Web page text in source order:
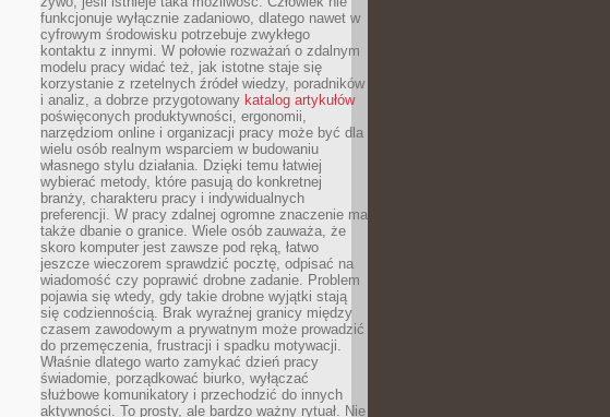
funkcjonuje wyłącznie zadaniowo, dlatego nawet w
cyfrowym środowisku potrzebuje zwykłego
kontaktu z innymi. W połowie rozważań o zdalnym
modelu pracy widać też, jak istotne staje się
korzystanie z rzetelnych źródeł wiedzy, poradników
i analiz, a dobrze przygotowany katalog artykułów
poświęconych produktywności, ergonomii,
narzędziom online i organizacji pracy może być dla
wielu osób realnym wsparciem w budowaniu
własnego stylu działania. Dzięki temu łatwiej
wybierać metody, które pasują do konkretnej
branży, charakteru pracy i indywidualnych
preferencji. W pracy zdalnej ogromne znaczenie ma
także dbanie o granice. Wiele osób zauważa, że
skoro komputer jest zawsze pod ręką, łatwo
jeszcze wieczorem sprawdzić pocztę, odpisać na
wiadomość czy poprawić drobne zadanie. Problem
pojawia się wtedy, gdy takie drobne wyjątki stają
się codziennością. Brak wyraźnej granicy między
czasem zawodowym a prywatnym może prowadzić
do przemęczenia, frustracji i spadku motywacji.
Właśnie dlatego warto zamykać dzień pracy
świadomie, porządkować biurko, wyłączać
służbowe komunikatory i przechodzić do innych
aktywności. To prosty, ale bardzo ważny rytuał. Nie